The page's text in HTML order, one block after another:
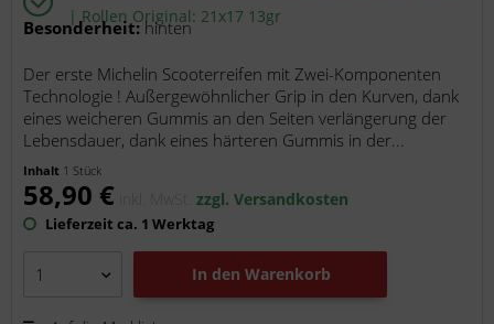
| Rollen Original: 21x17 13gr
Besonderheit:hinten
Der erste Michelin Scooterreifen mit Zwei-Komponenten
Technologie ! Außergewöhnlicher Grip in den Kurven, dank
eines weicheren Gummis an den Seiten verlängerung der
Lebensdauer, dank eines härteren Gummis in der...
Inhalt 1 Stück
58,90 € inkl. MwSt.zzgl. Versandkosten
Lieferzeit ca. 1 Werktag
In den Warenkorb